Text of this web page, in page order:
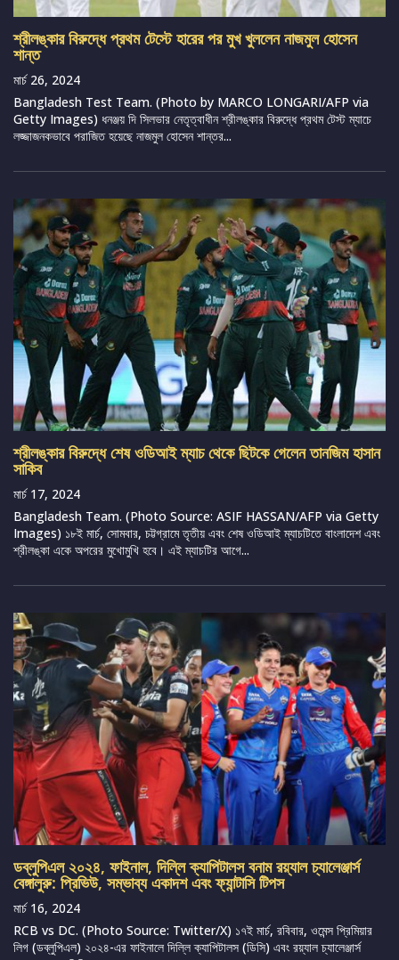
শ্রীলঙ্কার বিরুদ্ধে প্রথম টেস্টে হারের পর মুখ খুললেন নাজমুল হোসেন
শান্ত
মার্চ 26, 2024
Bangladesh Test Team. (Photo by MARCO LONGARI/AFP via
Getty Images) ধনঞ্জয় দি সিলভার নেতৃত্বাধীন শ্রীলঙ্কার বিরুদ্ধে প্রথম টেস্ট ম্যাচে
লজ্জাজনকভাবে পরাজিত হয়েছে নাজমুল হোসেন শান্তর...
শ্রীলঙ্কার বিরুদ্ধে শেষ ওডিআই ম্যাচ থেকে ছিটকে গেলেন তানজিম হাসান
সাকিব
মার্চ 17, 2024
Bangladesh Team. (Photo Source: ASIF HASSAN/AFP via Getty
Images) ১৮ই মার্চ, সোমবার, চট্টগ্রামে তৃতীয় এবং শেষ ওডিআই ম্যাচটিতে বাংলাদেশ এবং
শ্রীলঙ্কা একে অপরের মুখোমুখি হবে। এই ম্যাচটির আগে...
ডব্লুপিএল ২০২৪, ফাইনাল, দিল্লি ক্যাপিটালস বনাম রয়্যাল চ্যালেঞ্জার্স
বেঙ্গালুরু: প্রিভিউ, সম্ভাব্য একাদশ এবং ফ্যান্টাসি টিপস
মার্চ 16, 2024
RCB vs DC. (Photo Source: Twitter/X) ১৭ই মার্চ, রবিবার, ওমেন্স প্রিমিয়ার
লিগ (ডব্লুপিএল) ২০২৪-এর ফাইনালে দিল্লি ক্যাপিটালস (ডিসি) এবং রয়্যাল চ্যালেঞ্জার্স